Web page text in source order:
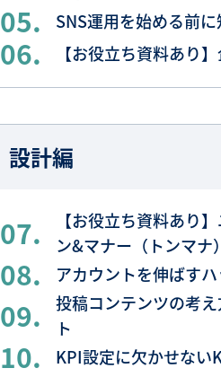
05. SNS運用を始める前
06. 【お役立ち資料あり
設計編
07.
【お役立ち資料あり
ン&マナー（トンマナ
08. アカウントを伸ばす
09.
投稿コンテンツの考
ト
10. KPI設定に欠かせない